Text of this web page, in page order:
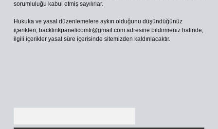
sorumluluğu kabul etmiş sayılırlar.
Hukuka ve yasal düzenlemelere aykırı olduğunu düşündüğünüz
içerikleri, backlinkpanelicomtr@gmail.com adresine bildirmeniz halinde,
ilgili içerikler yasal süre içerisinde sitemizden kaldırılacaktır.